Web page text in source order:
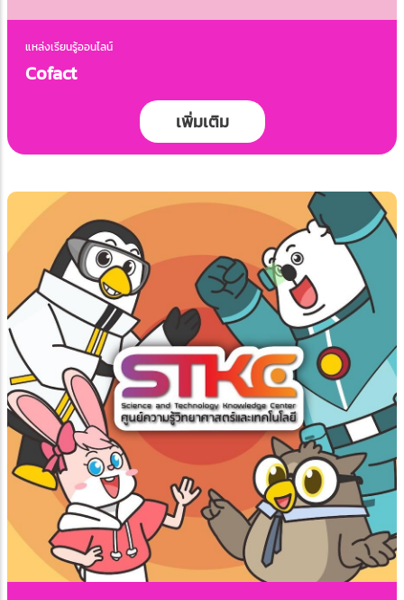
แหล่งเรียนรู้ออนไลน์
Cofact
เพิ่มเติม